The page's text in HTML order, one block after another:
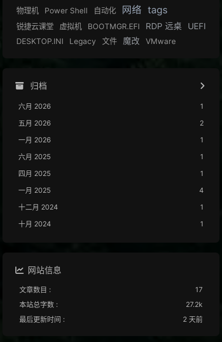
物理机
Power Shell 自动化 网络 tags
锐捷云课堂 虚拟机 BOOTMGR.EFI RDP 远桌 UEFI
DESKTOP.INI Legacy 文件 魔改 VMware
归档
六月 2026
1
五月 2026
2
一月 2026
1
六月 2025
1
四月 2025
1
一月 2025
4
十二月 2024
1
十月 2024
1
网站信息
文章数目 :
17
本站总字数 :
27.2k
最后更新时间 :
2 天前